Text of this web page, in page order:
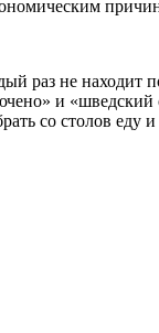
раз не находит
и «шведский
со столов